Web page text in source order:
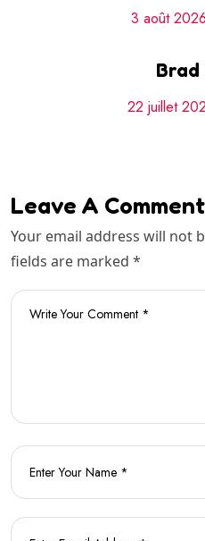
3 août 2026
Brad
22 juillet
Leave A Comment
Your email address will not
fields are marked *